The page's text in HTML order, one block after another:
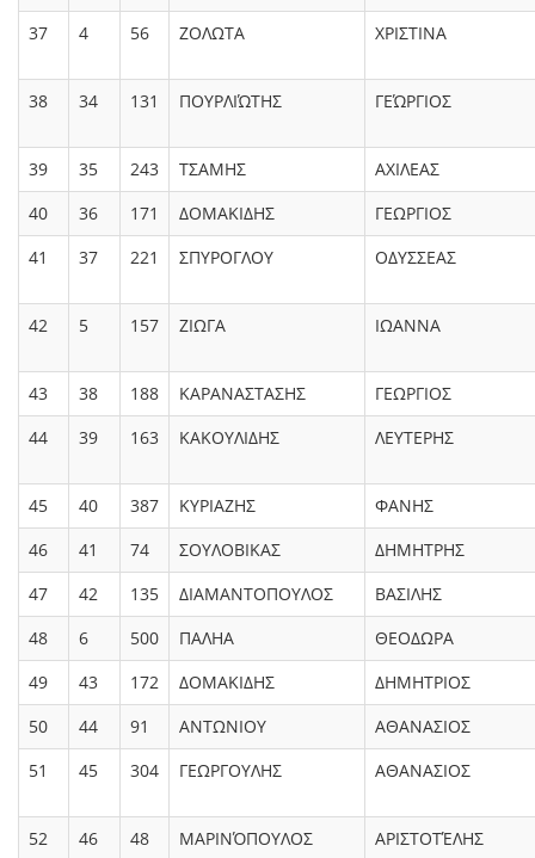
37 4 56 ΖΟΛΩΤΑ ΧΡΙΣΤΙΝΑ
38 34 131 ΠΟΥΡΛΙΏΤΗΣ ΓΕΏΡΓΙΟΣ
39 35 243 ΤΣΑΜΗΣ
ΑΧΙΛΕΑΣ
40
36 171 ΔΟΜΑΚΙΔΗΣ
ΓΕΩΡΓΙΟΣ
41
37 221 ΣΠΥΡΟΓΛΟΥ ΟΔΥΣΣΕΑΣ
42 5 157 ΖΙΩΓΑ ΙΩΑΝΝΑ
43 38 188 ΚΑΡΑΝΑΣΤΑΣΗΣ
ΓΕΩΡΓΙΟΣ
44
39 163 ΚΑΚΟΥΛΙΔΗΣ ΛΕΥΤΕΡΗΣ
45 40 387 ΚΥΡΙΑΖΗΣ
ΦΑΝΗΣ
46
41 74 ΣΟΥΛΟΒΙΚΑΣ
ΔΗΜΗΤΡΗΣ
47
42 135 ΔΙΑΜΑΝΤΟΠΟΥΛΟΣ
ΒΑΣΙΛΗΣ
48
6 500 ΠΑΛΗΑ
ΘΕΟΔΩΡΑ
49
43 172 ΔΟΜΑΚΙΔΗΣ
ΔΗΜΗΤΡΙΟΣ
50
44 91 ΑΝΤΩΝΙΟΥ
ΑΘΑΝΑΣΙΟΣ
51
45 304 ΓΕΩΡΓΟΥΛΗΣ ΑΘΑΝΑΣΙΟΣ
52 46 48 ΜΑΡΙΝΌΠΟΥΛΟΣ ΑΡΙΣΤΟΤΈΛΗΣ